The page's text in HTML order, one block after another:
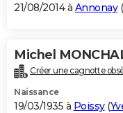
21/08/2014 à Annonay(
Michel
Créer une cagnotte
Naissance
19/03/1935 à Poissy(